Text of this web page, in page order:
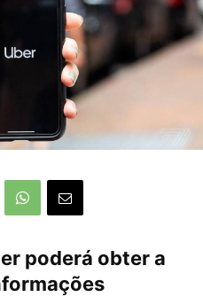
poderá obter a